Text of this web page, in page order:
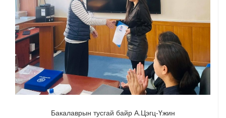
Бакалаврын тусгай байр А.Цэгц-Үжин